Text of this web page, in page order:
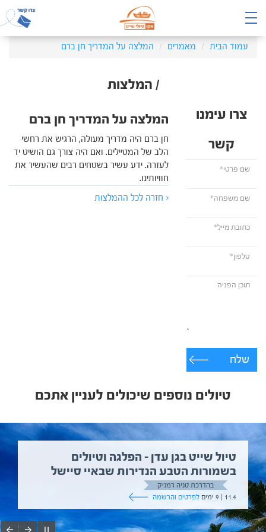
עמוד הבית מאמרים המלצה על המדריך חן ברם
/ המלצות
צרו עימנו
קשר
שלח
המלצה על המדריך חן ברם
חן ברם היה מדריך מעולה, הרגיש את רחשי
הלב של המטיילים. ואם היה צורך גם הושיט יד
לעזרה. ידע עשיר בשטחים רבים שהעשיר את
חוויותינו.
< חזרה לכל ההמלצות
טיולים נוספים שיכולים לעניין אתכם
טיול שייט בגן עדן – הפלגה וטיולים
בשמורות הטבע הנדירות שבאיי סיישל
בהדרכת טניה רמניק
11.4 | 9 ימים
לפרטים והרשמה